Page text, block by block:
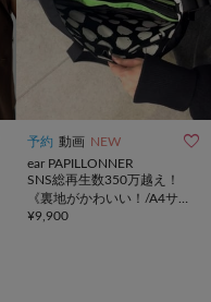
予約 動画 NEW 
ear PAPILLONNER
SNS総再生数350万越え！
《裏地がかわいい！/A4サイ
ズ対応》アジャスタートート
¥9,900